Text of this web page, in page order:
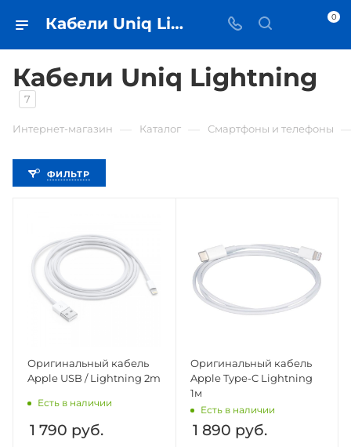
Кабели Uniq Lightning • купить кабель в Самаре - iЧехол 0
Кабели Uniq Lightning
7
Интернет-магазин Каталог Смартфоны и телефоны
ФИЛЬТР
Оригинальный кабель
Apple USB / Lightning 2m
Есть в наличии
1 790 руб.
Оригинальный кабель
Apple Type-C Lightning
1м
Есть в наличии
1 890 руб.